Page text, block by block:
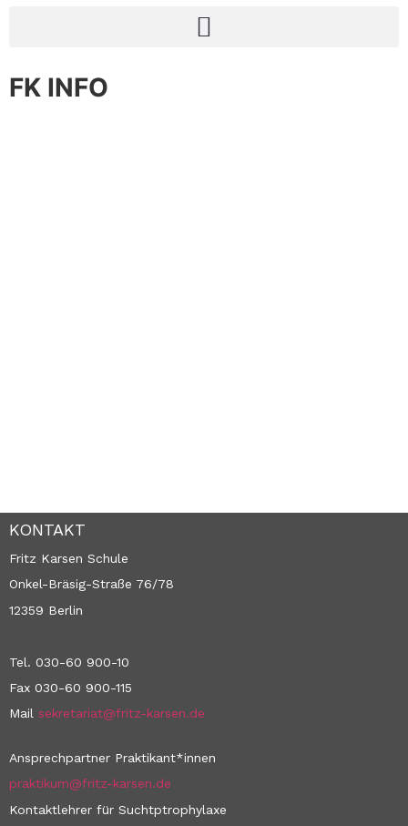
FK INFO
KONTAKT
Fritz Karsen Schule
Onkel-Bräsig-Straße 76/78
12359 Berlin
Tel. 030-60 900-10
Fax 030-60 900-115
Mail sekretariat@fritz-karsen.de
Ansprechpartner Praktikant*innen
praktikum@fritz-karsen.de
Kontaktlehrer für Suchtptrophylaxe